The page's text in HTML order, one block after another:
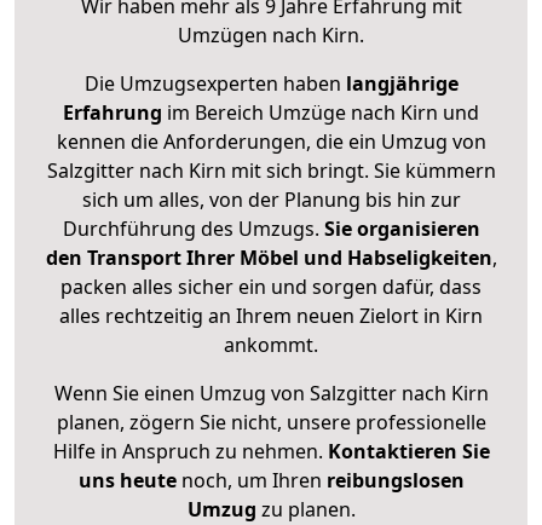
Wir haben mehr als 9 Jahre Erfahrung mit
Umzügen nach Kirn.
Die Umzugsexperten haben langjährige
Erfahrung im Bereich Umzüge nach Kirn und
kennen die Anforderungen, die ein Umzug von
Salzgitter nach Kirn mit sich bringt. Sie kümmern
sich um alles, von der Planung bis hin zur
Durchführung des Umzugs. Sie organisieren
den Transport Ihrer Möbel und Habseligkeiten,
packen alles sicher ein und sorgen dafür, dass
alles rechtzeitig an Ihrem neuen Zielort in Kirn
ankommt.
Wenn Sie einen Umzug von Salzgitter nach Kirn
planen, zögern Sie nicht, unsere professionelle
Hilfe in Anspruch zu nehmen. Kontaktieren Sie
uns heutenoch, um Ihren reibungslosen
Umzug zu planen.